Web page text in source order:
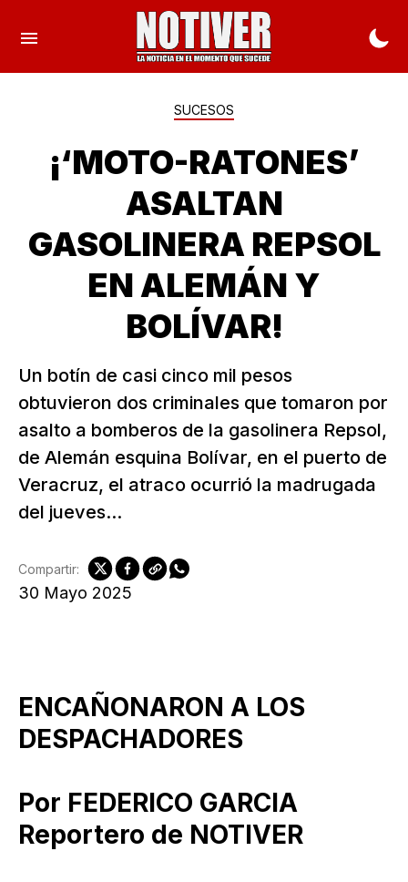
SUCESOS
¡‘MOTO-RATONES’
ASALTAN
GASOLINERA REPSOL
EN ALEMÁN Y
BOLÍVAR!
Un botín de casi cinco mil pesos
obtuvieron dos criminales que tomaron por
asalto a bomberos de la gasolinera Repsol,
de Alemán esquina Bolívar, en el puerto de
Veracruz, el atraco ocurrió la madrugada
del jueves...
30 Mayo 2025
Compartir:
ENCAÑONARON A LOS
DESPACHADORES
Por FEDERICO GARCIA
Reportero de NOTIVER